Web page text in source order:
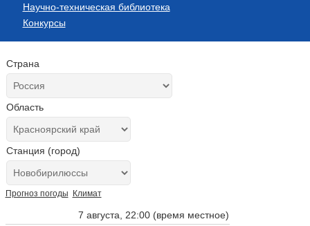
Научно-техническая библиотека
Конкурсы
Страна
Область
Станция (город)
Прогноз погоды Климат
7 августа, 22:00 (время местное)